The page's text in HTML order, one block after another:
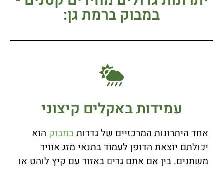
במבוק ברמת גן:
עמידות באקלים קיצוני
אחד היתרונות המרכזיים של גדרותבמבוק הוא
יכולתם יוצאת הדופן לעמוד בתנאי מזג אוויר
משתנים. בין אם אתם גרים באזור עם קיץ לוהט או